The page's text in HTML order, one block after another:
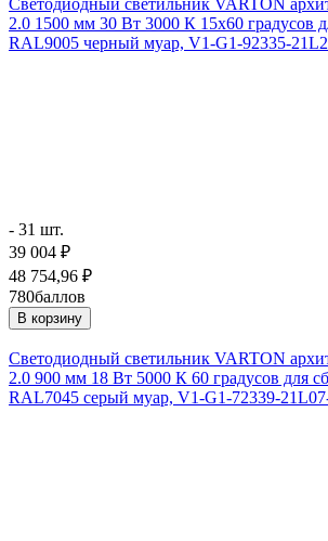
2.0 1500 мм 30 Вт 3000 К 15х60 градусов
RAL9005 черный муар, V1-G1-92335-
- 31 шт.
39 004 ₽
48 754,96 ₽
780баллов
В корзину
Светодиодный светильник VARTON
2.0 900 мм 18 Вт 5000 К 60 градусов для
RAL7045 серый муар, V1-G1-72339-